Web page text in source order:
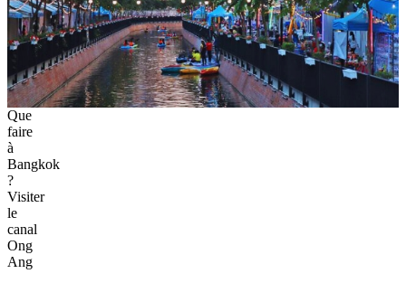
Que
faire
à
Bangkok
?
Visiter
le
canal
Ong
Ang